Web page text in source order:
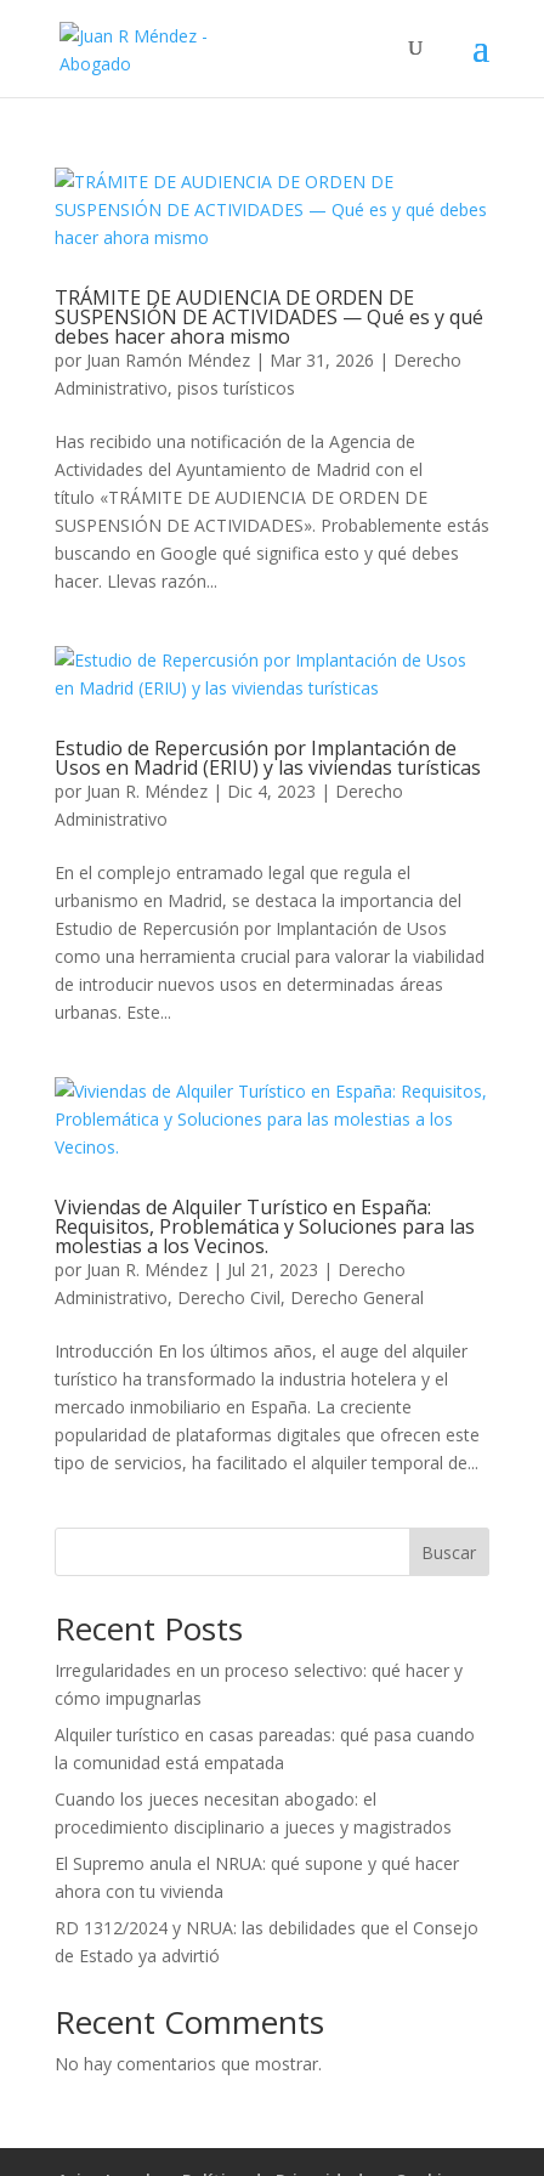
TRÁMITE DE AUDIENCIA DE ORDEN DE
SUSPENSIÓN DE ACTIVIDADES — Qué es y qué
debes hacer ahora mismo
por Juan Ramón Méndez| Mar 31, 2026 | Derecho
Administrativo, pisos turísticos
Has recibido una notificación de la Agencia de
Actividades del Ayuntamiento de Madrid con el
título «TRÁMITE DE AUDIENCIA DE ORDEN DE
SUSPENSIÓN DE ACTIVIDADES». Probablemente estás
buscando en Google qué significa esto y qué debes
hacer. Llevas razón...
Estudio de Repercusión por Implantación de
Usos en Madrid (ERIU) y las viviendas turísticas
por Juan R. Méndez| Dic 4, 2023 | Derecho
Administrativo
En el complejo entramado legal que regula el
urbanismo en Madrid, se destaca la importancia del
Estudio de Repercusión por Implantación de Usos
como una herramienta crucial para valorar la viabilidad
de introducir nuevos usos en determinadas áreas
urbanas. Este...
Viviendas de Alquiler Turístico en España:
Requisitos, Problemática y Soluciones para las
molestias a los Vecinos.
por Juan R. Méndez| Jul 21, 2023 | Derecho
Administrativo, Derecho Civil, Derecho General
Introducción En los últimos años, el auge del alquiler
turístico ha transformado la industria hotelera y el
mercado inmobiliario en España. La creciente
popularidad de plataformas digitales que ofrecen este
tipo de servicios, ha facilitado el alquiler temporal de...
Buscar
Recent Posts
Irregularidades en un proceso selectivo: qué hacer y
cómo impugnarlas
Alquiler turístico en casas pareadas: qué pasa cuando
la comunidad está empatada
Cuando los jueces necesitan abogado: el
procedimiento disciplinario a jueces y magistrados
El Supremo anula el NRUA: qué supone y qué hacer
ahora con tu vivienda
RD 1312/2024 y NRUA: las debilidades que el Consejo
de Estado ya advirtió
Recent Comments
No hay comentarios que mostrar.